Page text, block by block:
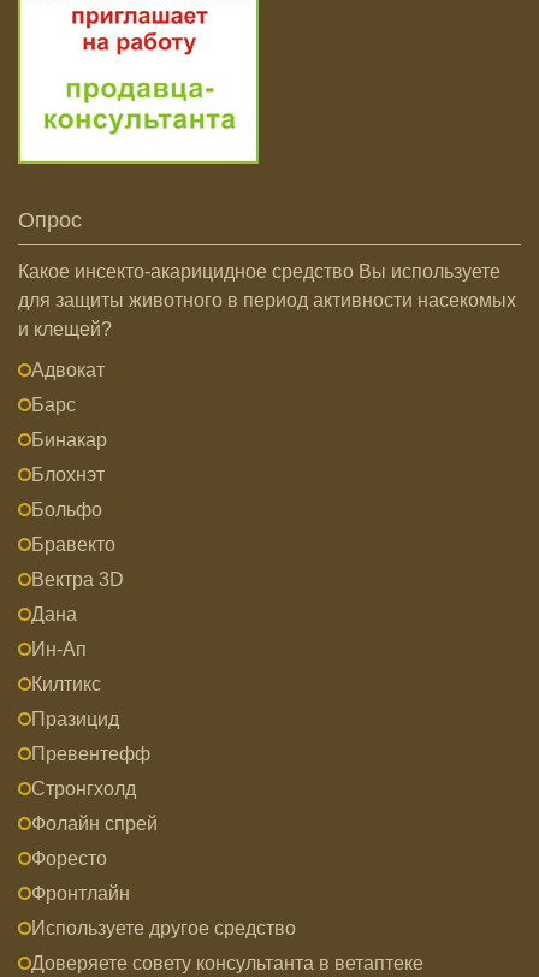
Опрос
Какое инсекто-акарицидное средство Вы используете
для защиты животного в период активности насекомых
и клещей?
Адвокат
Барс
Бинакар
Блохнэт
Больфо
Бравекто
Вектра 3D
Дана
Ин-Ап
Килтикс
Празицид
Превентефф
Стронгхолд
Фолайн спрей
Форесто
Фронтлайн
Используете другое средство
Доверяете совету консультанта в ветаптеке